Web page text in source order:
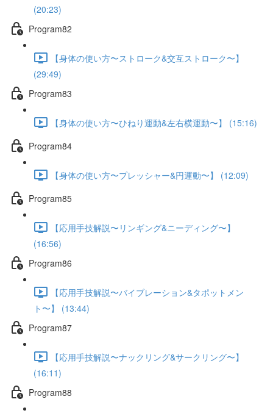
(20:23)
Program82
【身体の使い方〜ストローク&交互ストローク〜】
(29:49)
Program83
【身体の使い方〜ひねり運動&左右横運動〜】 (15:16)
Program84
【身体の使い方〜プレッシャー&円運動〜】 (12:09)
Program85
【応用手技解説〜リンギング&ニーディング〜】
(16:56)
Program86
【応用手技解説〜バイブレーション&タポットメン
ト〜】 (13:44)
Program87
【応用手技解説〜ナックリング&サークリング〜】
(16:11)
Program88